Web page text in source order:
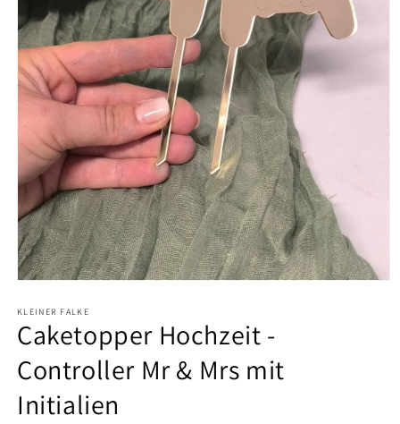
in
Modal
öffnen
KLEINER FALKE
Caketopper Hochzeit -
Controller Mr & Mrs mit
Initialien